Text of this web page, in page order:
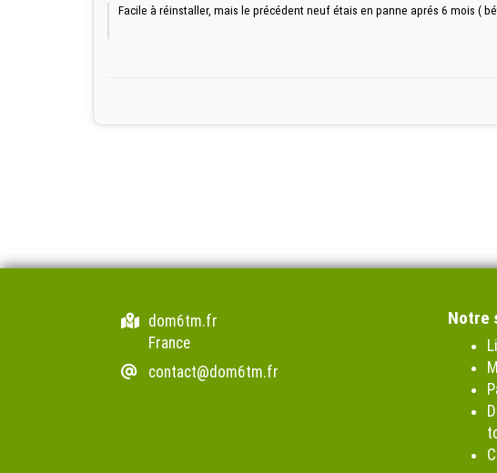
Facile à réinstaller, mais le précédent neuf étais en panne aprés 6 mois (
dom6tm.fr
France
contact@dom6tm.fr
Notre